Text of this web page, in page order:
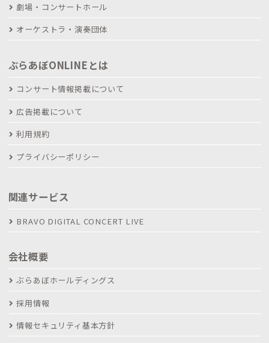
劇場・コンサートホール
オーケストラ・演奏団体
ぶらあぼONLINEとは
コンサート情報掲載について
広告掲載について
利用規約
プライバシーポリシー
関連サービス
BRAVO DIGITAL CONCERT LIVE
会社概要
ぶらあぼホールディングス
採用情報
情報セキュリティ基本方針